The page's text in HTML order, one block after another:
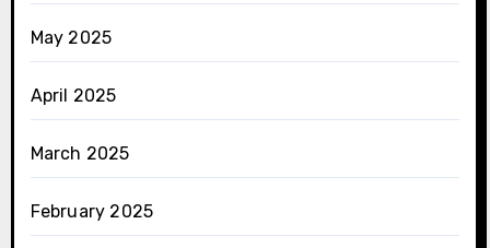
May 2025
April 2025
March 2025
February 2025